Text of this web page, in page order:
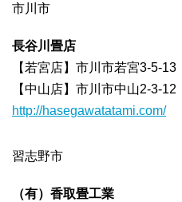
市川市
長谷川畳店
【若宮店】市川市若宮3-5-
【中山店】市川市中山2-3-
http://hasegawatatami.com/
習志野市
（有）香取畳工業